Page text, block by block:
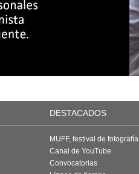
DESTACADOS
MUFF, festival de fotografía
Canal de YouTube
Convocatorias